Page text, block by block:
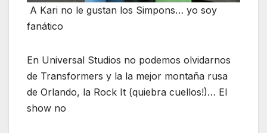
A Kari no le gustan los Simpons… yo soy
fanático
En Universal Studios no podemos olvidarnos
de Transformers y la la mejor montaña rusa
de Orlando, la Rock It (quiebra cuellos!)… El
show no